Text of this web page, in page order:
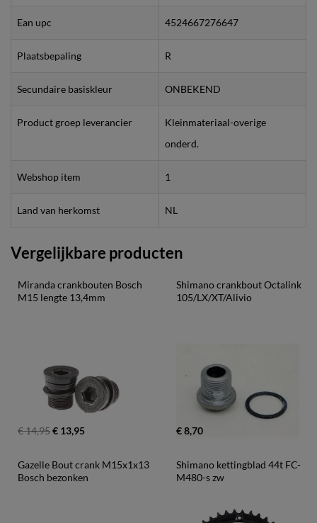
Ean upc 4524667276647
Plaatsbepaling R
Secundaire basiskleur ONBEKEND
Product groep leverancier
Kleinmateriaal-overige
onderd.
Webshop item 1
Land van herkomst NL
Vergelijkbare producten
Miranda crankbouten Bosch
M15 lengte 13,4mm
€ 14,95€ 13,95
Shimano crankbout Octalink
105/LX/XT/Alivio
€ 8,70
Gazelle Bout crank M15x1x13
Bosch bezonken
Shimano kettingblad 44t FC-
M480-s zw